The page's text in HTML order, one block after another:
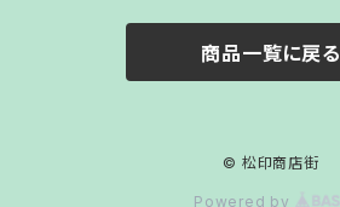
商品一覧に戻る
© 松印商店街
Powered by